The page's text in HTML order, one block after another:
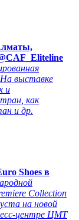
На выставке
и
как
и др.
Shoes в
Collection
на новой
центре ЦМТ